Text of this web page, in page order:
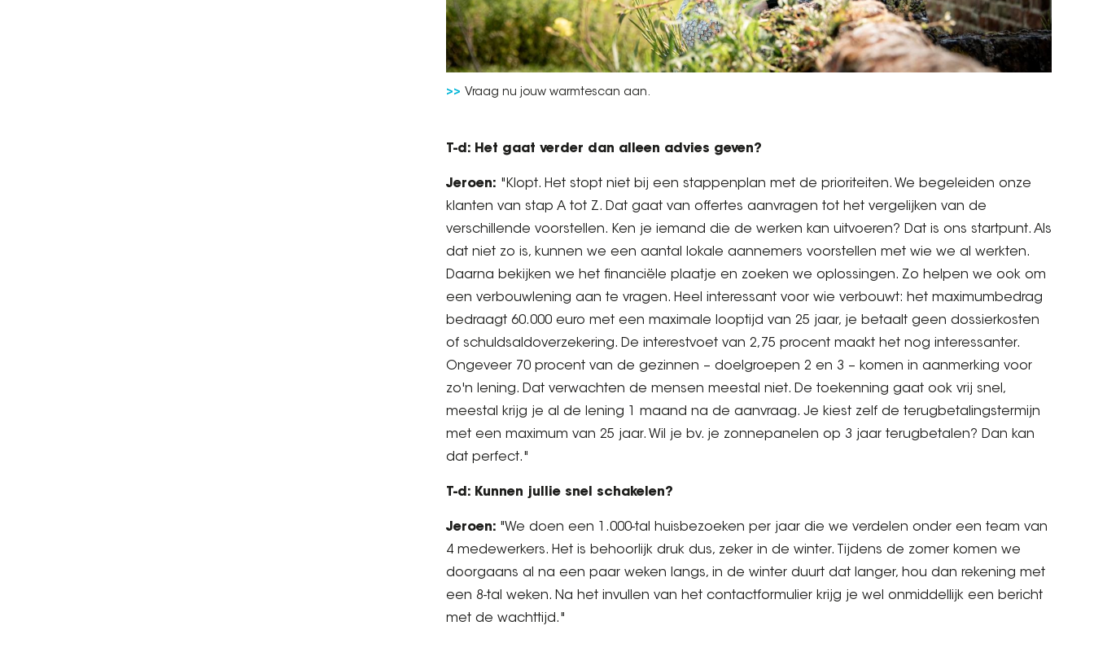
Vraag nu jouw warmtescan aan.
T-d: Het gaat verder dan alleen advies geven?
Jeroen: "Klopt. Het stopt niet bij een stappenplan met de prioriteiten. We begeleiden onze
klanten van stap A tot Z. Dat gaat van offertes aanvragen tot het vergelijken van de
verschillende voorstellen. Ken je iemand die de werken kan uitvoeren? Dat is ons startpunt. Als
dat niet zo is, kunnen we een aantal lokale aannemers voorstellen met wie we al werkten.
Daarna bekijken we het financiële plaatje en zoeken we oplossingen. Zo helpen we ook om
een verbouwlening aan te vragen. Heel interessant voor wie verbouwt: het maximumbedrag
bedraagt 60.000 euro met een maximale looptijd van 25 jaar, je betaalt geen dossierkosten
of schuldsaldoverzekering. De interestvoet van 2,75 procent maakt het nog interessanter.
Ongeveer 70 procent van de gezinnen – doelgroepen 2 en 3 – komen in aanmerking voor
zo'n lening. Dat verwachten de mensen meestal niet. De toekenning gaat ook vrij snel,
meestal krijg je al de lening 1 maand na de aanvraag. Je kiest zelf de terugbetalingstermijn
met een maximum van 25 jaar. Wil je bv. je zonnepanelen op 3 jaar terugbetalen? Dan kan
dat perfect."
T-d: Kunnen jullie snel schakelen?
Jeroen: "We doen een 1.000-tal huisbezoeken per jaar die we verdelen onder een team van
4 medewerkers. Het is behoorlijk druk dus, zeker in de winter. Tijdens de zomer komen we
doorgaans al na een paar weken langs, in de winter duurt dat langer, hou dan rekening met
een 8-tal weken. Na het invullen van het contactformulier krijg je wel onmiddellijk een bericht
met de wachttijd."